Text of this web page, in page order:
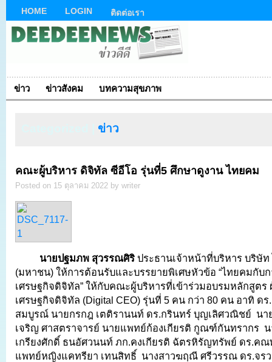
HOME LOGIN ติดต่อเรา
ข่าว ข่าวสังคม บทความสุขภาพ
ข่าว
คณะผู้บริหาร ดิจิทัล ซีอีโอ รุ่นที่5 ศึกษาดูงาน ไทยคม
Posted on 15 ตุลาคม 2022 by writer
นายปฐมภพ สุวรรณศิริ ประธานเจ้าหน้าที่บริหาร บริษั
(มหาชน) ให้การต้อนรับและบรรยายพิเศษหัวข้อ “ไทยคมกับก
เศรษฐกิจดิจิทัล” ให้กับคณะผู้บริหารที่เข้าร่วมอบรมหลักสูตร
เศรษฐกิจดิจิทัล (Digital CEO) รุ่นที่ 5 คน กว่า 80 คน อาทิ
สมบูรณ์ นายกรกฎ เตติรานนท์ ดร.กรินทร์ บุญเลิศวณิชย์ นา
เจริญ ศาสตราจารย์ นายแพทย์ก้องเกียรติ กูณฑ์กันทรากร
เกรียงศักดิ์ ธนอัศวนนท์ ภก.คงเกียรติ ฉัตรหิรัญทรัพย์ ดร.ค
แพทย์หญิงแคทรียา เทนสิทธิ์ นางสาวฆฤณี ศรีวรรณ ดร.จร